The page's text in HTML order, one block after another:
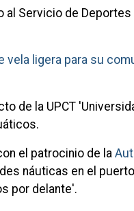
al Servicio de Deportes
vela ligera para su
de la UPCT
el patrocinio de la
náuticas en el
por delante'.